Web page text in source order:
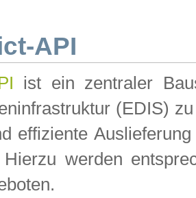
API
ist ein zentraler
(EDIS)
effiziente
werden